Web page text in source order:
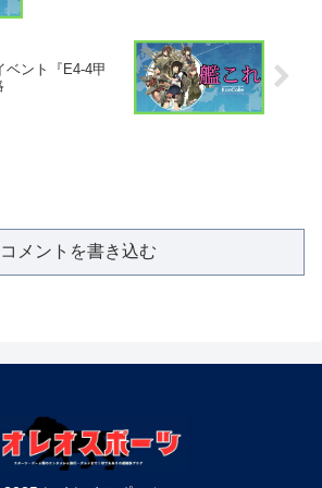
ベント『E4-4甲
コメントを書き込む